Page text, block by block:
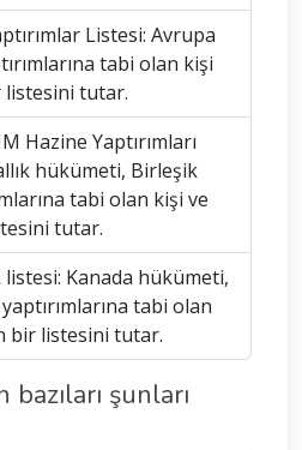
Listesi: Avrupa
tabi olan kişi
listesini tutar.
Hazine Yaptırımları
hükümeti, Birleşik
tabi olan kişi ve
tutar.
listesi: Kanada hükümeti,
tabi olan
bir listesini tutar.
şunları